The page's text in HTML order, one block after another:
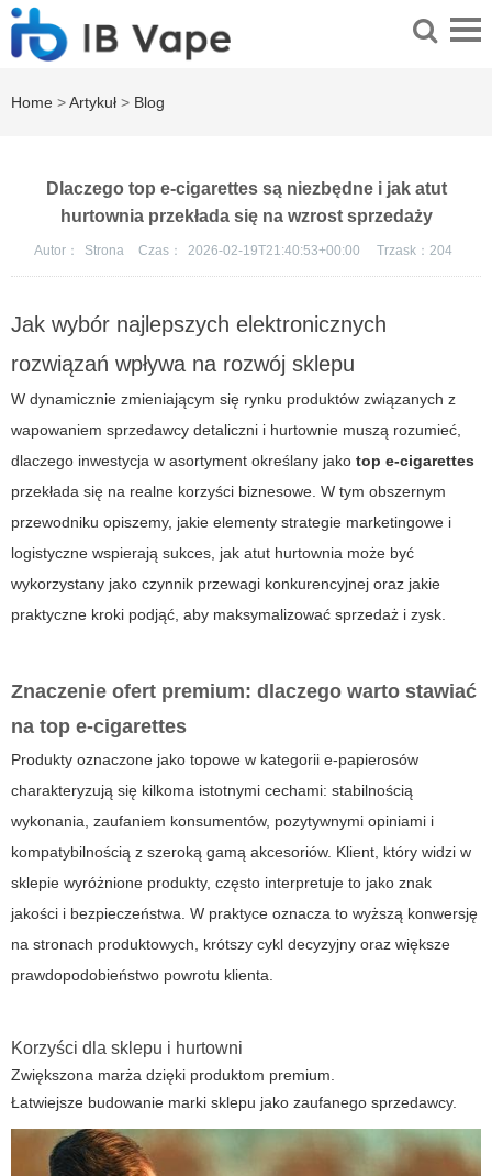
Home >Artykuł > Blog
Dlaczego top e-cigarettes są niezbędne i jak atut
hurtownia przekłada się na wzrost sprzedaży
Autor： Strona Czas： 2026-02-19T21:40:53+00:00 Trzask： 204
Jak wybór najlepszych elektronicznych
rozwiązań wpływa na rozwój sklepu
W dynamicznie zmieniającym się rynku produktów związanych z
wapowaniem sprzedawcy detaliczni i hurtownie muszą rozumieć,
dlaczego inwestycja w asortyment określany jako top e-cigarettes
przekłada się na realne korzyści biznesowe. W tym obszernym
przewodniku opiszemy, jakie elementy strategie marketingowe i
logistyczne wspierają sukces, jak atut hurtownia może być
wykorzystany jako czynnik przewagi konkurencyjnej oraz jakie
praktyczne kroki podjąć, aby maksymalizować sprzedaż i zysk.
Znaczenie ofert premium: dlaczego warto stawiać
na top e-cigarettes
Produkty oznaczone jako topowe w kategorii e‑papierosów
charakteryzują się kilkoma istotnymi cechami: stabilnością
wykonania, zaufaniem konsumentów, pozytywnymi opiniami i
kompatybilnością z szeroką gamą akcesoriów. Klient, który widzi w
sklepie wyróżnione produkty, często interpretuje to jako znak
jakości i bezpieczeństwa. W praktyce oznacza to wyższą konwersję
na stronach produktowych, krótszy cykl decyzyjny oraz większe
prawdopodobieństwo powrotu klienta.
Korzyści dla sklepu i hurtowni
Zwiększona marża dzięki produktom premium.
Łatwiejsze budowanie marki sklepu jako zaufanego sprzedawcy.